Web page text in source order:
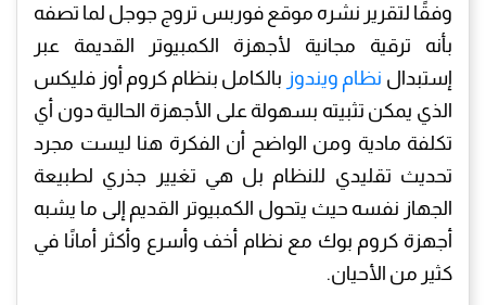
وفقًا لتقرير نشره موقع فوربس تروج جوجل لما تصفه
بأنه ترقية مجانية لأجهزة الكمبيوتر القديمة عبر
إستبدال نظام ويندوز بالكامل بنظام كروم أوز فليكس
الذي يمكن تثبيته بسهولة على الأجهزة الحالية دون أي
تكلفة مادية ومن الواضح أن الفكرة هنا ليست مجرد
تحديث تقليدي للنظام بل هي تغيير جذري لطبيعة
الجهاز نفسه حيث يتحول الكمبيوتر القديم إلى ما يشبه
أجهزة كروم بوك مع نظام أخف وأسرع وأكثر أمانًا في
كثير من الأحيان.